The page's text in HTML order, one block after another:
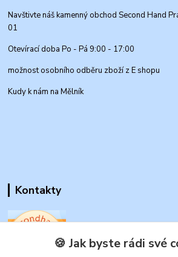
Navštivte náš kamenný obchod Second Hand
01
Otevírací doba Po - Pá 9:00 - 17:00
možnost osobního odběru zboží z E shopu
Kudy k nám na Mělník
Kontakty
🍪 Jak byste rádi své